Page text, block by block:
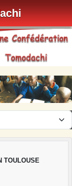
TOULOUSE